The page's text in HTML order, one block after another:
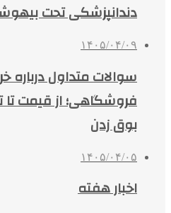
دندانپزشکی تحت
۱۴۰۵/۰۴/۰۹
سوالات متداول
فروشگاهی؛ از قیمت
بوق زدن
۱۴۰۵/۰۴/۰۵
اخبار هفته